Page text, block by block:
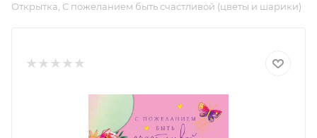
Открытка, С пожеланием быть счастливой (цветы и шарики)